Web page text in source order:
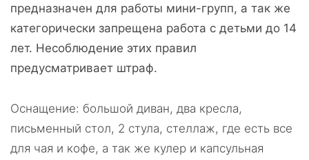
предназначен для работы мини-групп, а так же
категорически запрещена работа с детьми до 14
лет. Несоблюдение этих правил
предусматривает штраф.
Оснащение: большой диван, два кресла,
письменный стол, 2 стула, стеллаж, где есть все
для чая и кофе, а так же кулер и капсульная